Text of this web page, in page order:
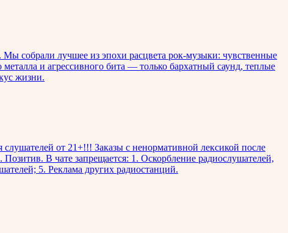
собрали лучшее из эпохи расцвета рок-музыки: чувственные
и агрессивного бита — только бархатный саунд, теплые
жизни.
от 21+!!! Заказы с ненормативной лексикой после
В чате запрещается: 1. Оскорбление радиослушателей,
5. Реклама других радиостанций.